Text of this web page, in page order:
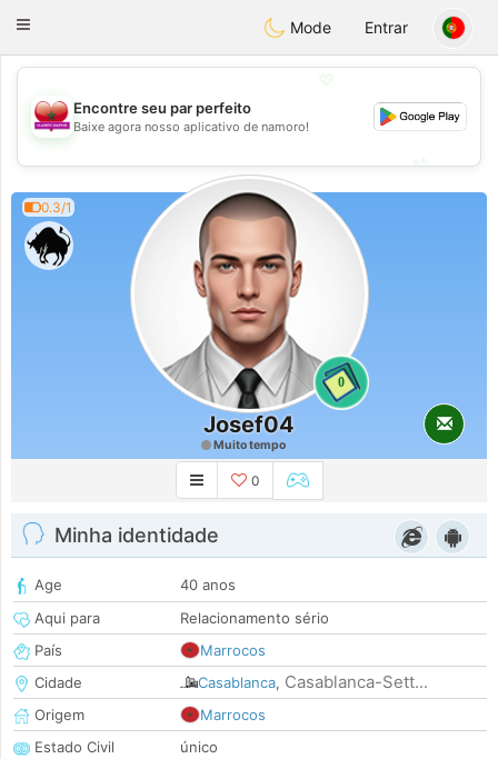
Maroc Dating
Toggle
Mode Entrar
💖
💕
Encontre seu par perfeito
Baixe agora nosso aplicativo de namoro!
0.3/1
0
Josef04
Muito tempo
0
Minha identidade
Age
40 anos
Aqui para
Relacionamento sério
País
Marrocos
Cidade
Casablanca, Casablanca-Sett...
Origem
Marrocos
Estado Civil
único